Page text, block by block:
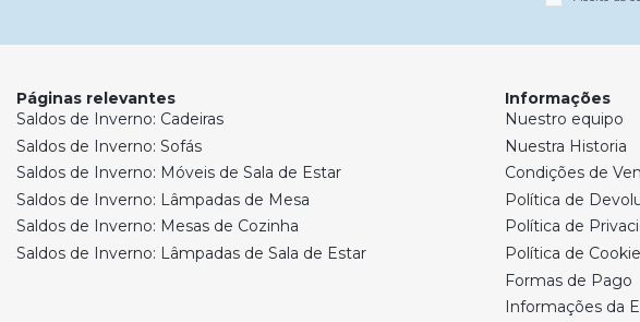
Páginas relevantes
Saldos de Inverno: Cadeiras
Saldos de Inverno: Sofás
Saldos de Inverno: Móveis de Sala de Estar
Saldos de Inverno: Lâmpadas de Mesa
Saldos de Inverno: Mesas de Cozinha
Saldos de Inverno: Lâmpadas de Sala de Estar
Informações
Nuestro equipo
Nuestra Historia
Condições de
Política de
Política de
Política de
Formas de Pago
Informações da